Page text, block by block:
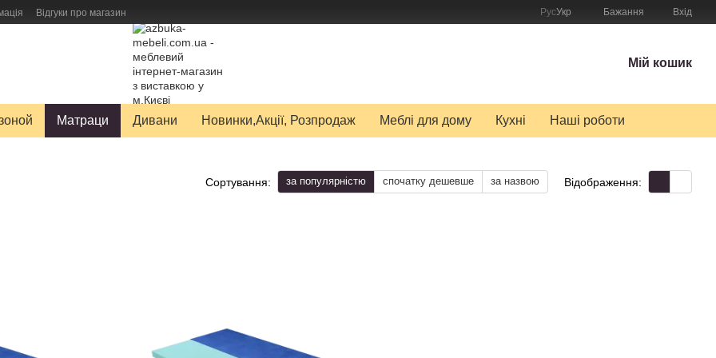
Відгуки про магазин
РусУкр Бажання Вхід
Мій кошик
Матраци Дивани Новинки,Акції, Розпродаж Меблі для дому Кухні Наші роботи
Сортування: за популярністю спочатку дешевше за назвою Відображення: